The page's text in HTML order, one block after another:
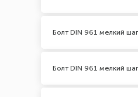
Болт DIN 961 мелкий
Болт DIN 961 мелкий